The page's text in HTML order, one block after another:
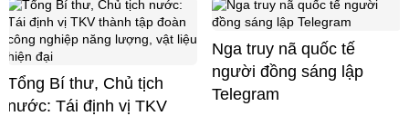
Tổng Bí thư, Chủ tịch
nước: Tái định vị TKV
Nga truy nã quốc tế
người đồng sáng lập
Telegram